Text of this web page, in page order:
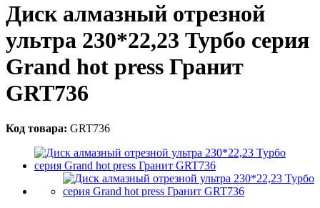
Диcк алмазный отрезной
ультра 230*22,23 Турбо серия
Grand hot press Гранит
GRT736
Код товара: GRT736